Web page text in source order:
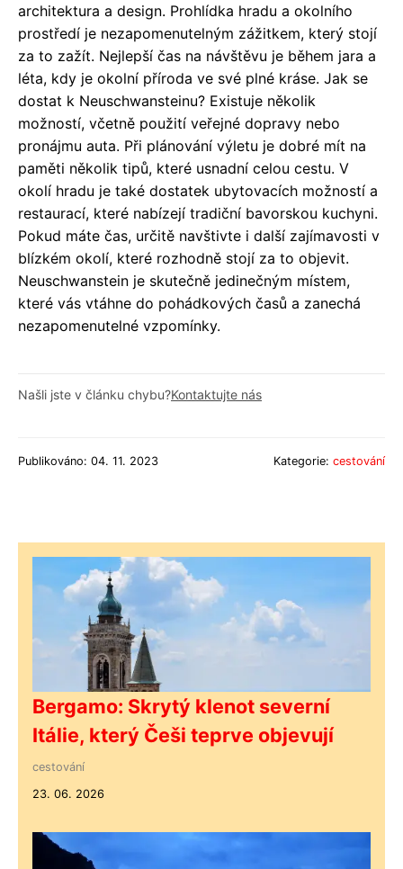
architektura a design. Prohlídka hradu a okolního
prostředí je nezapomenutelným zážitkem, který stojí
za to zažít. Nejlepší čas na návštěvu je během jara a
léta, kdy je okolní příroda ve své plné kráse. Jak se
dostat k Neuschwansteinu? Existuje několik
možností, včetně použití veřejné dopravy nebo
pronájmu auta. Při plánování výletu je dobré mít na
paměti několik tipů, které usnadní celou cestu. V
okolí hradu je také dostatek ubytovacích možností a
restaurací, které nabízejí tradiční bavorskou kuchyni.
Pokud máte čas, určitě navštivte i další zajímavosti v
blízkém okolí, které rozhodně stojí za to objevit.
Neuschwanstein je skutečně jedinečným místem,
které vás vtáhne do pohádkových časů a zanechá
nezapomenutelné vzpomínky.
Našli jste v článku chybu?Kontaktujte nás
Publikováno: 04. 11. 2023 Kategorie: cestování
Bergamo: Skrytý klenot severní
Itálie, který Češi teprve objevují
cestování
23. 06. 2026